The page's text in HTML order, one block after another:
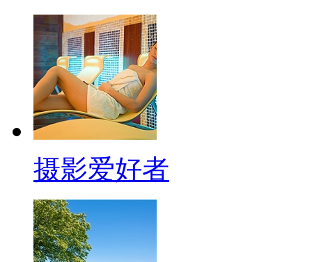
摄影爱好者